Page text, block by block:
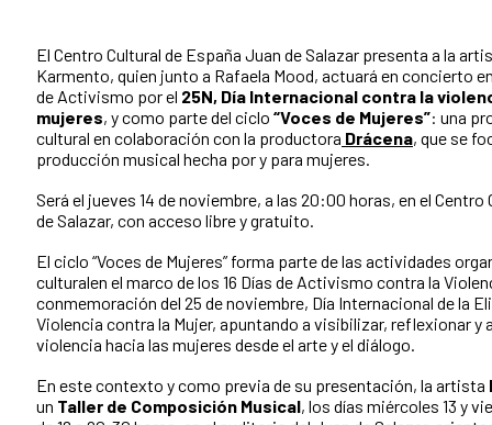
El Centro Cultural de España Juan de Salazar presenta a la
Karmento, quien junto a Rafaela Mood, actuará en concierto
de Activismo por el 25N, Día Internacional contra la
mujeres, y como parte del ciclo “Voces de Mujeres”: una
cultural en colaboración con la productora Drácena, que se
producción musical hecha por y para mujeres.
Será el jueves 14 de noviembre, a las 20:00 horas, en el
de Salazar, con acceso libre y gratuito.
El ciclo “Voces de Mujeres” forma parte de las actividades
culturalen el marco de los 16 Días de Activismo contra la
conmemoración del 25 de noviembre, Día Internacional de la
Violencia contra la Mujer, apuntando a visibilizar, reflexionar y
violencia hacia las mujeres desde el arte y el diálogo.
En este contexto y como previa de su presentación, la artista
un Taller de Composición Musical, los días miércoles 13 y